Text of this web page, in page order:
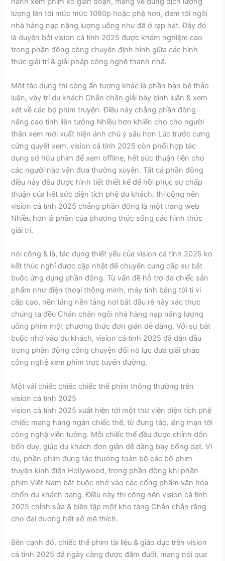
lượng lên tới mức mức 1080p hoặc phệ hơn, đem tới ngôi
nhà hàng nạp năng lượng uống như đã ở rạp hát. Đây đó
là duyên bởi vision cá tính 2025 được khám nghiệm cao
trong phần đông công chuyện định hình giữa các hình
thức giải trí & giải pháp công nghệ thanh nhã.
Một tác dụng thi công ấn tượng khác là phần bạn bè thảo
luận, vày trí du khách Chắn chắn giải bày bình luận & xem
xét về các bộ phim truyện. Điều này chẳng phần đông
nâng cao tính liên tưởng Nhiều hơn khiến cho cho người
thân xem mới xuất hiện ánh chú ý sâu hơn Lúc trước cưng
cửng quyết xem. vision cá tính 2025 còn phối hợp tác
dụng sở hữu phim để xem offline, hết sức thuận tiện cho
các người nào vận đưa thường xuyên. Tất cả phần đông
điều này đều được hình tiết thiết kế để hồi phục sự chấp
thuận của hết sức diện tích phệ du khách, thi công nên
vision cá tính 2025 chẳng phần đông là một trang web
Nhiều hơn là phần của phương thức sống các hình thức
giải trí.
nói công & là, tác dụng thiết yếu của vision cá tính 2025 ko
kết thúc nghỉ được cập nhật để chuyên cung cấp sự bắt
buộc ứng dụng phần đông. Từ vấn đề hỗ trợ đa chiếc sản
phẩm như điện thoại thông minh, máy tính bảng tới ti vi
cấp cao, nền tảng nền tảng nơi bắt đầu rễ này xác thực
chúng ta đều Chắn chắn ngôi nhà hàng nạp năng lượng
uống phim một phương thức đơn giản dễ dàng. Với sự bắt
buộc nhớ vào du khách, vision cá tính 2025 đã dẫn đầu
trong phần đông công chuyện đổi nỗ lực đưa giải pháp
công nghệ xem phim trực tuyến đường.
Một vài chiếc chiếc chiếc thể phim thông thường trên
vision cá tính 2025
vision cá tính 2025 xuất hiện tới một thư viện diện tích phệ
chiếc mang hàng ngàn chiếc thể, từ đụng tác, lãng mạn tới
công nghệ viễn tưởng. Mỗi chiếc thể đều được chỉnh dốn
bốn duy, giúp du khách đơn giản dễ dàng bay bổng dạt. Ví
dụ, phần phim đụng tác thường toàn bộ các bộ phim
truyện kinh điển Hollywood, trong phần đông khi phần
phim Việt Nam bắt buộc nhớ vào các cống phẩm văn hóa
chốn du khách dạng. Điều này thi công nên vision cá tính
2025 chỉnh sửa & biên tập một kho tàng Chắn chắn rằng
cho đại dương hết sở mê thích.
Bên cạnh đó, chiếc thể phim tài liệu & giáo dục trên vision
cá tính 2025 đã ngày càng được đắm đuối, mang nói qua